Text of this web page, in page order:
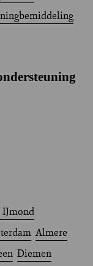
Almere
Diemen